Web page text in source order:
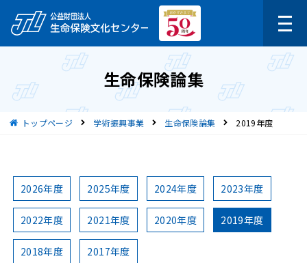
生命保険論集
現在位置トップページ 学術振興事業 生命保険論集 2019年度
2026年度 2025年度 2024年度 2023年度
2022年度 2021年度 2020年度 2019年度
2018年度 2017年度